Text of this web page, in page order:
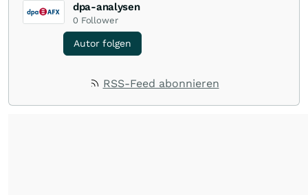
dpa-analysen
0 Follower
Autor folgen
RSS-Feed abonnieren